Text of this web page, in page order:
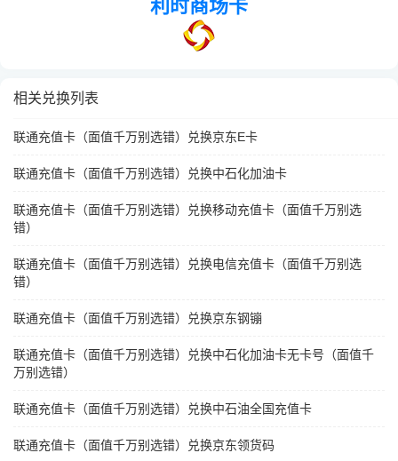
利时商场卡
相关兑换列表
联通充值卡（面值千万别选错）兑换京东E卡
联通充值卡（面值千万别选错）兑换中石化加油卡
联通充值卡（面值千万别选错）兑换移动充值卡（面值千万别选
错）
联通充值卡（面值千万别选错）兑换电信充值卡（面值千万别选
错）
联通充值卡（面值千万别选错）兑换京东钢镚
联通充值卡（面值千万别选错）兑换中石化加油卡无卡号（面值千
万别选错）
联通充值卡（面值千万别选错）兑换中石油全国充值卡
联通充值卡（面值千万别选错）兑换京东领货码